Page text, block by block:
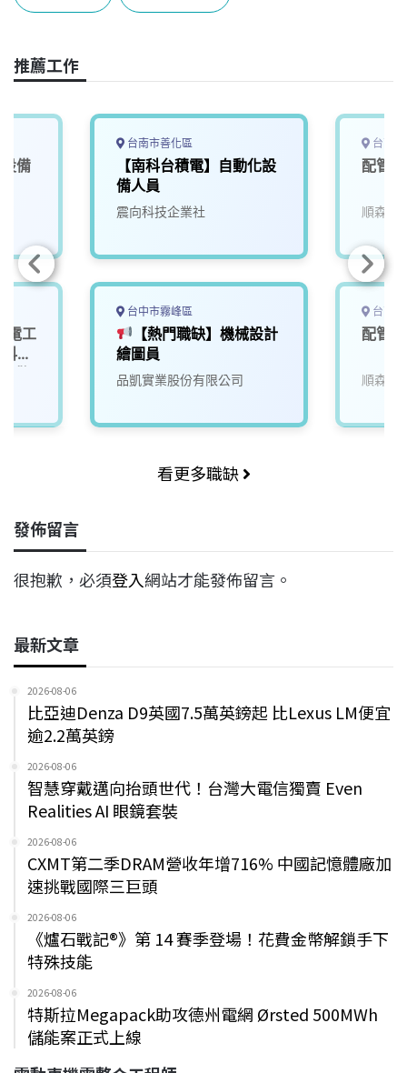
b
o
k
a
e
n
L
k
推薦工作
備
電工
學
台南市善化區
【南科台積電】自動化設
備人員
震向科技企業社
台中市霧峰區
【熱門職缺】機械設計
繪圖員
品凱實業股份有限公司
台南
配管
順森科
台南
配管
順森科
看更多職缺
發佈留言
很抱歉，必須登入網站才能發佈留言。
最新文章
2026-08-06
比亞迪Denza D9英國7.5萬英鎊起 比Lexus LM便宜
逾2.2萬英鎊
2026-08-06
智慧穿戴邁向抬頭世代！台灣大電信獨賣 Even
Realities AI 眼鏡套裝
2026-08-06
CXMT第二季DRAM營收年增716% 中國記憶體廠加
速挑戰國際三巨頭
2026-08-06
《爐石戰記®》第 14 賽季登場！花費金幣解鎖手下
特殊技能
2026-08-06
特斯拉Megapack助攻德州電網 Ørsted 500MWh
儲能案正式上線